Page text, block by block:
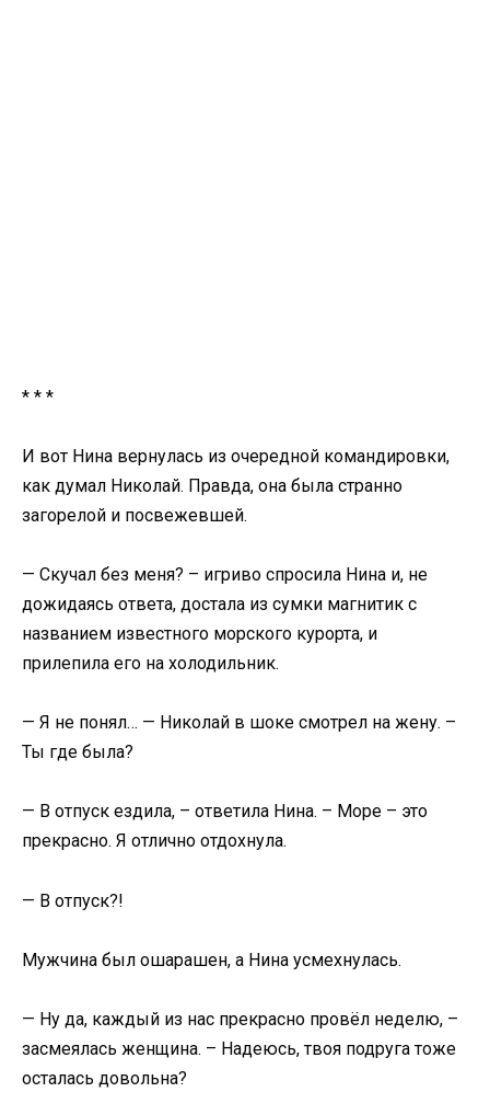
* * *
И вот Нина вернулась из очередной командировки,
как думал Николай. Правда, она была странно
загорелой и посвежевшей.
— Скучал без меня? – игриво спросила Нина и, не
дожидаясь ответа, достала из сумки магнитик с
названием известного морского курорта, и
прилепила его на холодильник.
— Я не понял… — Николай в шоке смотрел на жену. –
Ты где была?
— В отпуск ездила, – ответила Нина. – Море – это
прекрасно. Я отлично отдохнула.
— В отпуск?!
Мужчина был ошарашен, а Нина усмехнулась.
— Ну да, каждый из нас прекрасно провёл неделю, –
засмеялась женщина. – Надеюсь, твоя подруга тоже
осталась довольна?